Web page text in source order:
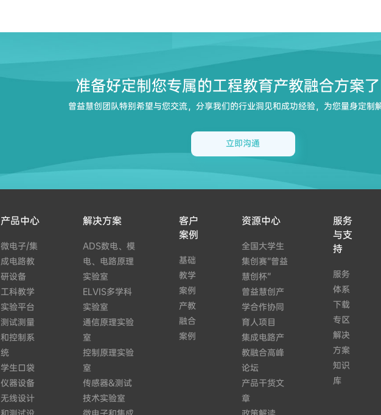
准备好定制您专属的工程教育产教融合方案了
曾益慧创团队特别希望与您交流，分享我们的行业洞见和成功经验，为您量身定制
立即沟通
产品中心
微电子/集
成电路教
研设备
工科教学
实验平台
测试测量
和控制系
统
学生口袋
仪器设备
无线设计
解决方案
ADS数电、模
电、电路原理
实验室
ELVIS多学科
实验室
通信原理实验
室
控制原理实验
室
传感器&测试
技术实验室
客户
案例
基础
教学
案例
产教
融合
案例
资源中心
全国大学生
集创赛“曾益
慧创杯”
曾益慧创产
学合作协同
育人项目
集成电路产
教融合高峰
论坛
产品干货文
章
服务
与支
持
服务
体系
下载
专区
解决
方案
知识
库